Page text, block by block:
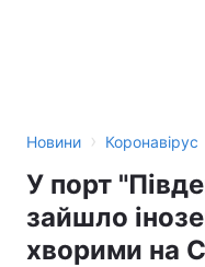
Новини › Коронавірус
У порт
зайшло
хворими на